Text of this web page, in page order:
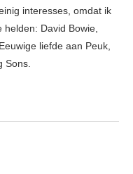
interesses, omdat ik
David Bowie,
liefde aan Peuk,
Sons.